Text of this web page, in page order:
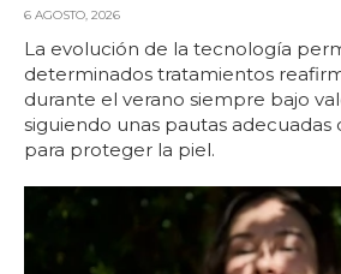
6 AGOSTO, 2026
La evolución de la tecnología
determinados tratamientos
durante el verano siempre bajo
siguiendo unas pautas
para proteger la piel.